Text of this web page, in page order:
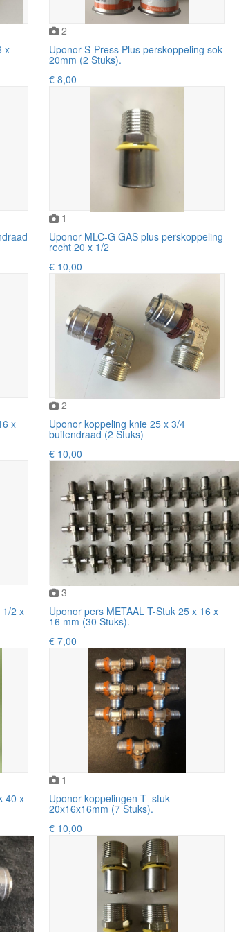
x
2
Uponor S-Press Plus perskoppeling sok
20mm (2 Stuks).
€ 8,00
1
Uponor MLC-G GAS plus perskoppeling
recht 20 x 1/2
€ 10,00
x
2
Uponor koppeling knie 25 x 3/4
buitendraad (2 Stuks)
€ 10,00
1/2 x
3
Uponor pers METAAL T-Stuk 25 x 16 x
16 mm (30 Stuks).
€ 7,00
40 x
1
Uponor koppelingen T- stuk
20x16x16mm (7 Stuks).
€ 10,00